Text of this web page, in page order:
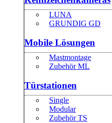
LUNA
GRUNDIG GD
Mobile Lösungen
Mastmontage
Zubehör ML
Türstationen
Single
Modular
Zubehör TS